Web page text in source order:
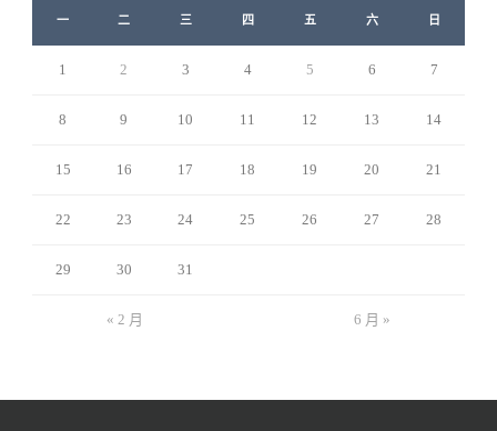
一 二 三 四 五 六 日
« 2 月 6 月 »
1 2 3 4 5 6 7
8 9 10 11 12 13 14
15 16 17 18 19 20 21
22 23 24 25 26 27 28
29 30 31